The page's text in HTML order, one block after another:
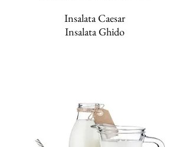
Insalata Caesar
Insalata Ghido